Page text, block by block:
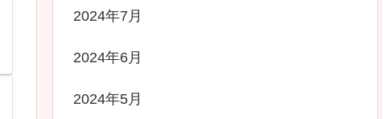
2024年7月
2024年6月
2024年5月